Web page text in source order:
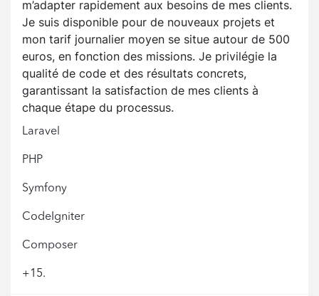
m’adapter rapidement aux besoins de mes clients.
Je suis disponible pour de nouveaux projets et
mon tarif journalier moyen se situe autour de 500
euros, en fonction des missions. Je privilégie la
qualité de code et des résultats concrets,
garantissant la satisfaction de mes clients à
chaque étape du processus.
Laravel
PHP
Symfony
CodeIgniter
Composer
+15.